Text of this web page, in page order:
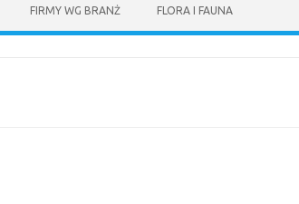
FIRMY WG BRANŻ FLORA I FAUNA